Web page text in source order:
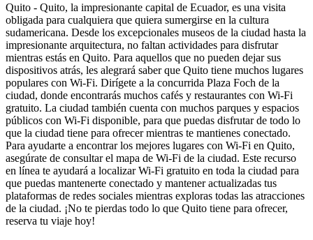
Quito - Quito, la impresionante capital de Ecuador, es una visita
obligada para cualquiera que quiera sumergirse en la cultura
sudamericana. Desde los excepcionales museos de la ciudad hasta la
impresionante arquitectura, no faltan actividades para disfrutar
mientras estás en Quito. Para aquellos que no pueden dejar sus
dispositivos atrás, les alegrará saber que Quito tiene muchos lugares
populares con Wi-Fi. Dirígete a la concurrida Plaza Foch de la
ciudad, donde encontrarás muchos cafés y restaurantes con Wi-Fi
gratuito. La ciudad también cuenta con muchos parques y espacios
públicos con Wi-Fi disponible, para que puedas disfrutar de todo lo
que la ciudad tiene para ofrecer mientras te mantienes conectado.
Para ayudarte a encontrar los mejores lugares con Wi-Fi en Quito,
asegúrate de consultar el mapa de Wi-Fi de la ciudad. Este recurso
en línea te ayudará a localizar Wi-Fi gratuito en toda la ciudad para
que puedas mantenerte conectado y mantener actualizadas tus
plataformas de redes sociales mientras exploras todas las atracciones
de la ciudad. ¡No te pierdas todo lo que Quito tiene para ofrecer,
reserva tu viaje hoy!